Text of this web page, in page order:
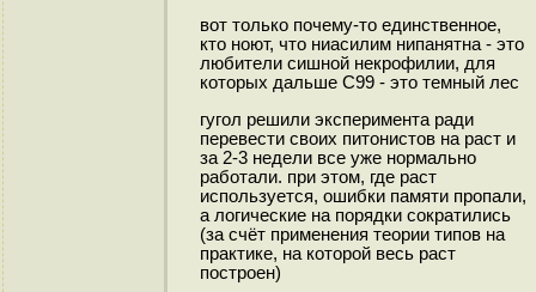
вот только почему-то единственное,
кто ноют, что ниасилим нипанятна - это
любители сишной некрофилии, для
которых дальше С99 - это темный лес
гугол решили эксперимента ради
перевести своих питонистов на раст и
за 2-3 недели все уже нормально
работали. при этом, где раст
используется, ошибки памяти пропали,
а логические на порядки сократились
(за счёт применения теории типов на
практике, на которой весь раст
построен)